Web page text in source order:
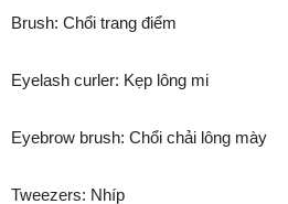
Brush: Chổi trang điểm
Eyelash curler: Kẹp lông mi
Eyebrow brush: Chổi chải lông mày
Tweezers: Nhíp